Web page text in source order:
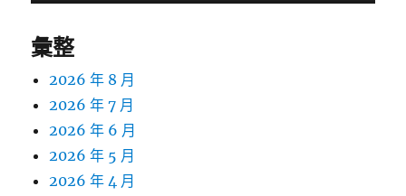
彙整
2026 年 8 月
2026 年 7 月
2026 年 6 月
2026 年 5 月
2026 年 4 月